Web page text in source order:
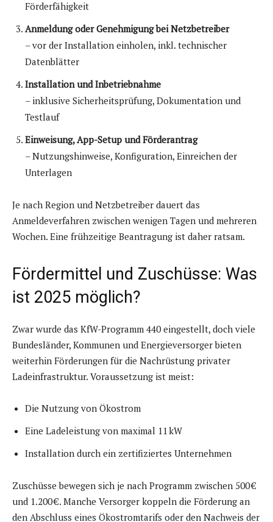
Förderfähigkeit
Anmeldung oder Genehmigung bei Netzbetreiber
– vor der Installation einholen, inkl. technischer
Datenblätter
Installation und Inbetriebnahme
– inklusive Sicherheitsprüfung, Dokumentation und
Testlauf
Einweisung, App-Setup und Förderantrag
– Nutzungshinweise, Konfiguration, Einreichen der
Unterlagen
Je nach Region und Netzbetreiber dauert das
Anmeldeverfahren zwischen wenigen Tagen und mehreren
Wochen. Eine frühzeitige Beantragung ist daher ratsam.
Fördermittel und Zuschüsse: Was
ist 2025 möglich?
Zwar wurde das KfW-Programm 440 eingestellt, doch viele
Bundesländer, Kommunen und Energieversorger bieten
weiterhin Förderungen für die Nachrüstung privater
Ladeinfrastruktur. Voraussetzung ist meist:
Die Nutzung von Ökostrom
Eine Ladeleistung von maximal 11 kW
Installation durch ein zertifiziertes Unternehmen
Zuschüsse bewegen sich je nach Programm zwischen 500 €
und 1.200 €. Manche Versorger koppeln die Förderung an
den Abschluss eines Ökostromtarifs oder den Nachweis der